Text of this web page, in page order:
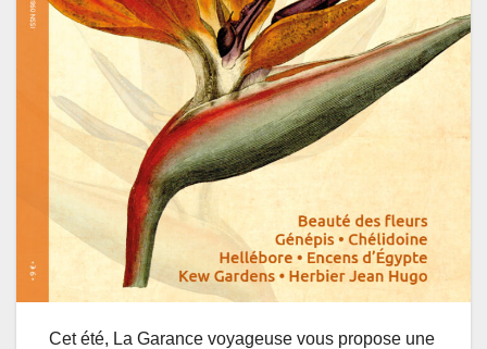
Cet été, La Garance voyageuse vous propose une